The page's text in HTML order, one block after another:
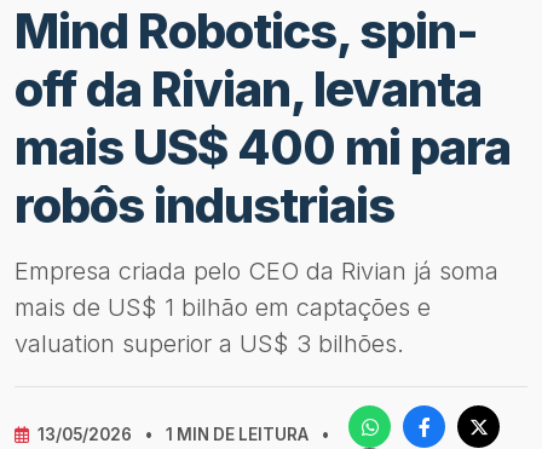
Mind Robotics, spin-
off da Rivian, levanta
mais US$ 400 mi para
robôs industriais
Empresa criada pelo CEO da Rivian já soma
mais de US$ 1 bilhão em captações e
valuation superior a US$ 3 bilhões.
13/05/2026 • 1 MIN DE LEITURA
•